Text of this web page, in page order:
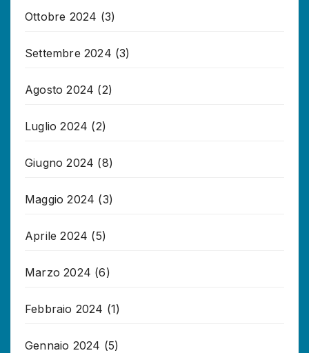
Ottobre 2024 (3)
Settembre 2024 (3)
Agosto 2024 (2)
Luglio 2024 (2)
Giugno 2024 (8)
Maggio 2024 (3)
Aprile 2024 (5)
Marzo 2024 (6)
Febbraio 2024 (1)
Gennaio 2024 (5)